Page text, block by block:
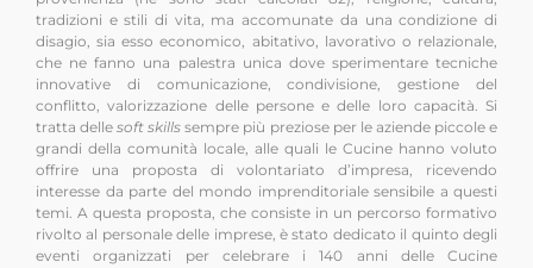
tradizioni e stili di vita, ma accomunate da una condizione di
disagio, sia esso economico, abitativo, lavorativo o relazionale,
che ne fanno una palestra unica dove sperimentare tecniche
innovative di comunicazione, condivisione, gestione del
conflitto, valorizzazione delle persone e delle loro capacità. Si
tratta dellesoft skillssempre più preziose per le aziende piccole e
grandi della comunità locale, alle quali le Cucine hanno voluto
offrire una proposta di volontariato d’impresa, ricevendo
interesse da parte del mondo imprenditoriale sensibile a questi
temi. A questa proposta, che consiste in un percorso formativo
rivolto al personale delle imprese, è stato dedicato il quinto degli
eventi organizzati per celebrare i 140 anni delle Cucine